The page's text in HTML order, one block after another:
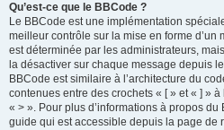
Qu’est-ce que le BBCode ?
Le BBCode est une implémentation
meilleur contrôle sur la mise en forme d’un
est déterminée par les administrateurs,
la désactiver sur chaque message depuis
BBCode est similaire à l’architecture du
contenues entre des crochets « [ » et « ] »
« > ». Pour plus d’informations à propos
guide qui est accessible depuis la page de